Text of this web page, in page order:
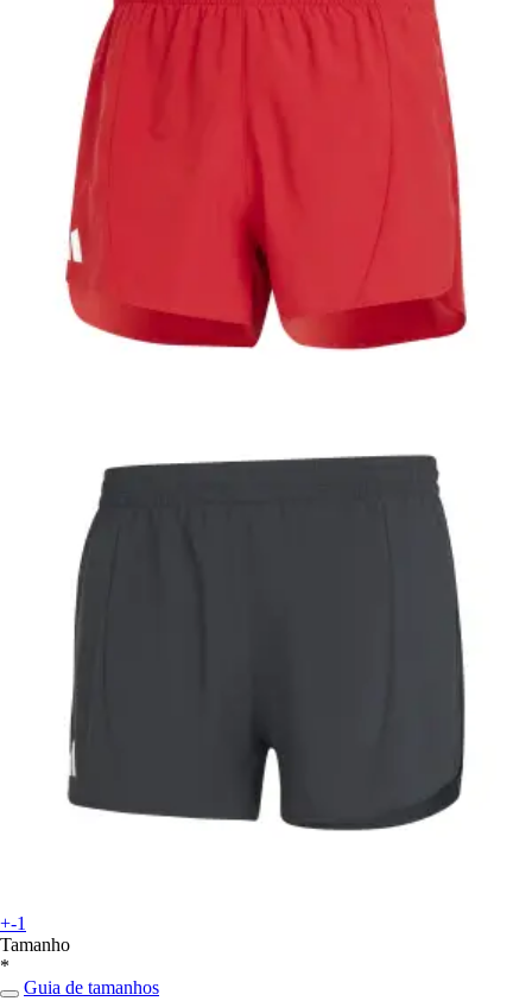
+-1
Tamanho
*
Guia de tamanhos